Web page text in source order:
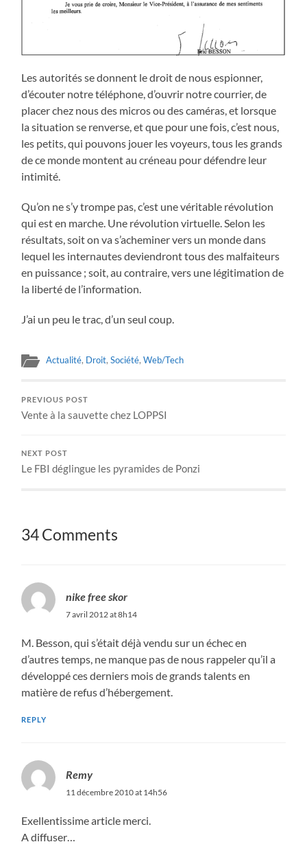
Les autorités se donnent le droit de nous espionner,
d’écouter notre téléphone, d’ouvrir notre courrier, de
placer chez nous des micros ou des caméras, et lorsque
la situation se renverse, et que pour une fois, c’est nous,
les petits, qui pouvons jouer les voyeurs, tous les grands
de ce monde montent au créneau pour défendre leur
intimité.
Qu’on ne s’y trompe pas, c’est une véritable révolution
qui est en marche. Une révolution virtuelle. Selon les
résultats, soit on va s’acheminer vers un monde dans
lequel les internautes deviendront tous des malfaiteurs
en puissance ; soit, au contraire, vers une légitimation de
la liberté de l’information.
J’ai un peu le trac, d’un seul coup.
Actualité, Droit,Société,Web/Tech
PREVIOUS POST
Vente à la sauvette chez LOPPSI
NEXT POST
Le FBI déglingue les pyramides de Ponzi
34 Comments
nike free skor
7 avril 2012 at 8h14
M. Besson, qui s’était déjà vendu sur un échec en
d’autres temps, ne manque pas de nous rappeler qu’il a
développé ces derniers mois de grands talents en
matière de refus d’hébergement.
REPLY
Remy
11 décembre 2010 at 14h56
Exellentissime article merci.
A diffuser…